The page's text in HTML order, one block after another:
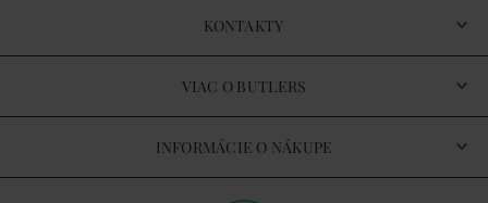
KONTAKTY
VIAC O BUTLERS
INFORMÁCIE O NÁKUPE